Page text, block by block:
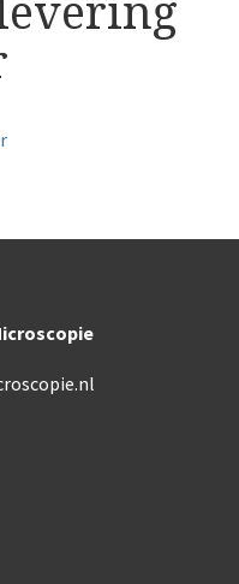
(1750-1780)
type’ (1800-1830)
1850)
1862)
limb’ (1857)